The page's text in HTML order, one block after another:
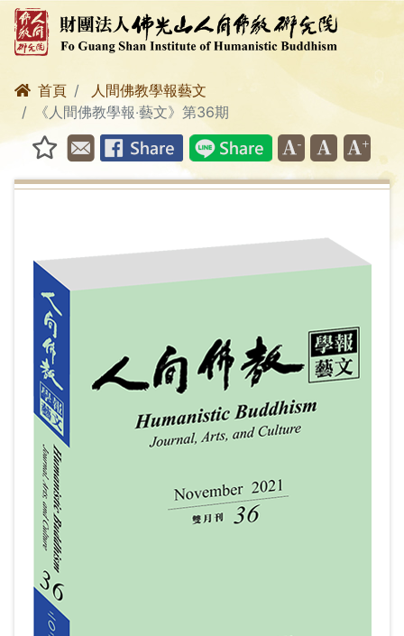
首頁
人間佛教學報藝文
《人間佛教學報‧藝文》第36期